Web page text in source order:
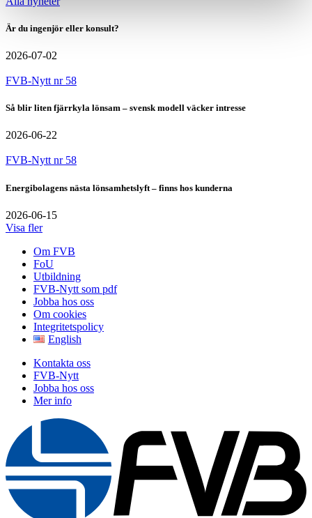
Är du ingenjör eller konsult?
2026-07-02
FVB-Nytt nr 58
Så blir liten fjärrkyla lönsam – svensk modell väcker intresse
2026-06-22
FVB-Nytt nr 58
Energibolagens nästa lönsamhetslyft – finns hos kunderna
2026-06-15
Visa fler
Om FVB
FoU
Utbildning
FVB-Nytt som pdf
Jobba hos oss
Om cookies
Integritetspolicy
English
Kontakta oss
FVB-Nytt
Jobba hos oss
Mer info